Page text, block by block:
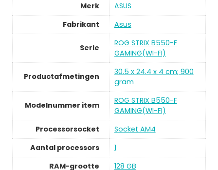
Merk
ASUS
Fabrikant
Asus
Serie
ROG STRIX B550-F
GAMING(WI-FI)
Productafmetingen
30.5 x 24.4 x 4 cm; 900
gram
Modelnummer item
ROG STRIX B550-F
GAMING(WI-FI)
Processorsocket
Socket AM4
Aantal processors
1
RAM-grootte
128 GB